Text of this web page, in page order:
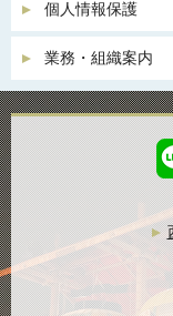
個人情報保護
業務・組織案内